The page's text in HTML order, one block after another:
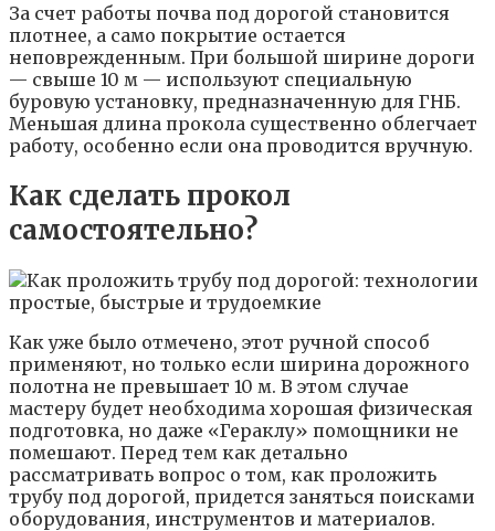
За счет работы почва под дорогой становится
плотнее, а само покрытие остается
неповрежденным. При большой ширине дороги
— свыше 10 м — используют специальную
буровую установку, предназначенную для ГНБ.
Меньшая длина прокола существенно облегчает
работу, особенно если она проводится вручную.
Как сделать прокол
самостоятельно?
Как уже было отмечено, этот ручной способ
применяют, но только если ширина дорожного
полотна не превышает 10 м. В этом случае
мастеру будет необходима хорошая физическая
подготовка, но даже «Гераклу» помощники не
помешают. Перед тем как детально
рассматривать вопрос о том, как проложить
трубу под дорогой, придется заняться поисками
оборудования, инструментов и материалов.